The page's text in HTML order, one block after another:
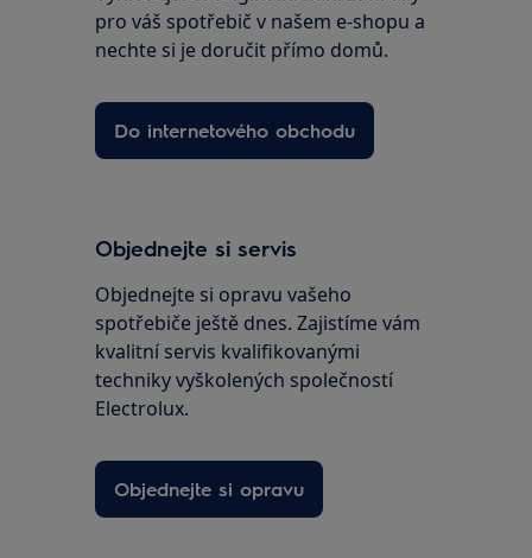
pro váš spotřebič v našem e-shopu a
nechte si je doručit přímo domů.
Do internetového obchodu
Objednejte si servis
Objednejte si opravu vašeho
spotřebiče ještě dnes. Zajistíme vám
kvalitní servis kvalifikovanými
techniky vyškolených společností
Electrolux.
Objednejte si opravu